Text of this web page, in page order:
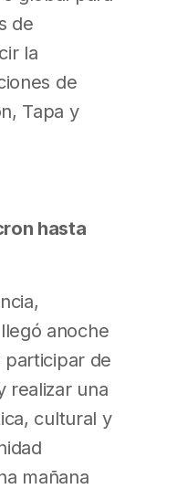
de
la
de
Tapa y
hasta
anoche
participar de
realizar una
cultural y
mañana